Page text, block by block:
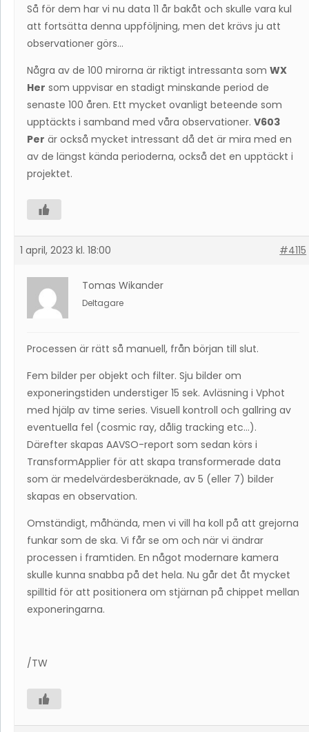
Så för dem har vi nu data 11 år bakåt och skulle vara kul
att fortsätta denna uppföljning, men det krävs ju att
observationer görs…
Några av de 100 mirorna är riktigt intressanta som WX
Her som uppvisar en stadigt minskande period de
senaste 100 åren. Ett mycket ovanligt beteende som
upptäckts i samband med våra observationer. V603
Per är också mycket intressant då det är mira med en
av de längst kända perioderna, också det en upptäckt i
projektet.
1 april, 2023 kl. 18:00 #4115
Tomas Wikander
Deltagare
Processen är rätt så manuell, från början till slut.
Fem bilder per objekt och filter. Sju bilder om
exponeringstiden understiger 15 sek. Avläsning i Vphot
med hjälp av time series. Visuell kontroll och gallring av
eventuella fel (cosmic ray, dålig tracking etc…).
Därefter skapas AAVSO-report som sedan körs i
TransformApplier för att skapa transformerade data
som är medelvärdesberäknade, av 5 (eller 7) bilder
skapas en observation.
Omständigt, måhända, men vi vill ha koll på att grejorna
funkar som de ska. Vi får se om och när vi ändrar
processen i framtiden. En något modernare kamera
skulle kunna snabba på det hela. Nu går det åt mycket
spilltid för att positionera om stjärnan på chippet mellan
exponeringarna.
/TW